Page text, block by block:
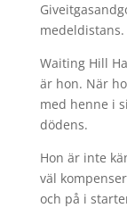
medeldistans.
Waiting Hill
är hon. När
med henne i
dödens.
Hon är inte
väl
och på i